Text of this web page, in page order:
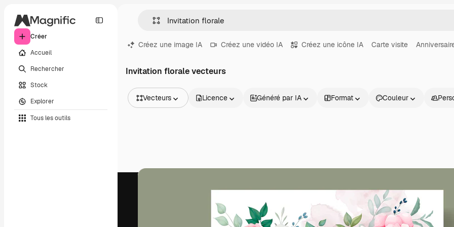
Créer
Accueil
Rechercher
Stock
Explorer
Tous les outils
Créez une image IA Créez une vidéo IA Créez une icône IA Carte visite
Invitation florale vecteurs
Vecteurs
Vidéos
Licence Généré par IA Format Couleur
Produits Commencer